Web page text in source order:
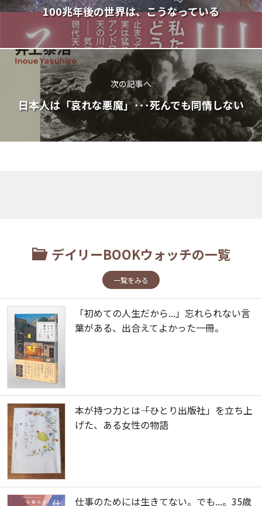
100兆年後の世界は、こうなっている
次の記事へ
日本人は「哀れな悪魔」･･･死んでも同情しない
デイリーBOOKウォッチの一覧
一覧をみる
「初めての人生だから...」忘れられない言
葉がある、出合えてよかった一冊。
本が持つ力とは――「ひとり出版社」を立ち上
げた、ある女性の物語
仕事のためには生きてない。でも...。35歳